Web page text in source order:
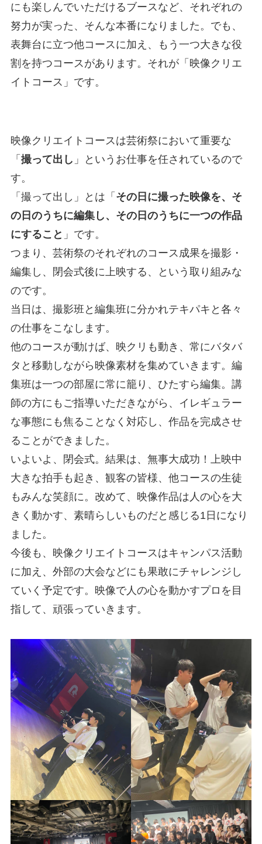
にも楽しんでいただけるブースなど、それぞれの
努力が実った、そんな本番になりました。でも、
表舞台に立つ他コースに加え、もう一つ大きな役
割を持つコースがあります。それが「映像クリエ
イトコース」です。
映像クリエイトコースは芸術祭において重要な
「 撮って出し 」というお仕事を任されているので
す。
「撮って出し」とは「 その日に撮った映像を、そ
の日のうちに編集し、その日のうちに一つの作品
にすること 」です。
つまり、芸術祭のそれぞれのコース成果を撮影・
編集し、閉会式後に上映する、という取り組みな
のです。
当日は、撮影班と編集班に分かれテキパキと各々
の仕事をこなします。
他のコースが動けば、映クリも動き、常にバタバ
タと移動しながら映像素材を集めていきます。編
集班は一つの部屋に常に籠り、ひたすら編集。講
師の方にもご指導いただきながら、イレギュラー
な事態にも焦ることなく対応し、作品を完成させ
ることができました。
いよいよ、閉会式。結果は、無事大成功！上映中
大きな拍手も起き、観客の皆様、他コースの生徒
もみんな笑顔に。改めて、映像作品は人の心を大
きく動かす、素晴らしいものだと感じる1日になり
ました。
今後も、映像クリエイトコースはキャンパス活動
に加え、外部の大会などにも果敢にチャレンジし
ていく予定です。映像で人の心を動かすプロを目
指して、頑張っていきます。